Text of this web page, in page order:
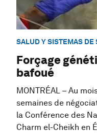
SALUD Y SISTEMAS DE
Forçage
bafoué
MONTRÉAL – Au
semaines de
la Conférence des
Charm el-Cheikh en